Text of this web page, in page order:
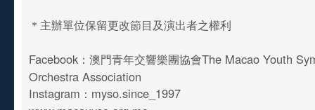
＊主辦單位保留更改節目及演出者之權利
Facebook：澳門青年交響樂團協會The Macao Youth
Orchestra Association
Instagram：myso.since_1997